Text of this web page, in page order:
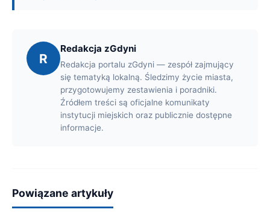
R
Redakcja zGdyni
Redakcja portalu zGdyni — zespół zajmujący
się tematyką lokalną. Śledzimy życie miasta,
przygotowujemy zestawienia i poradniki.
Źródłem treści są oficjalne komunikaty
instytucji miejskich oraz publicznie dostępne
informacje.
Powiązane artykuły